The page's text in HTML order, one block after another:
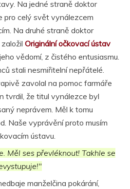
Na jedné straně doktor
pro celý svět vynálezcem
Na druhé straně doktor
Originální očkovací ústav
vědomí, z čistého entusiasmu.
stali nesmiřitelní nepřátelé.
zavolal na pomoc farmáře
tvrdil, že titul vynálezce byl
neprávem. Měl k tomu
Naše vyprávění proto musím
ústavu.
Měl ses převléknout! Takhle se
manželčina pokárání,